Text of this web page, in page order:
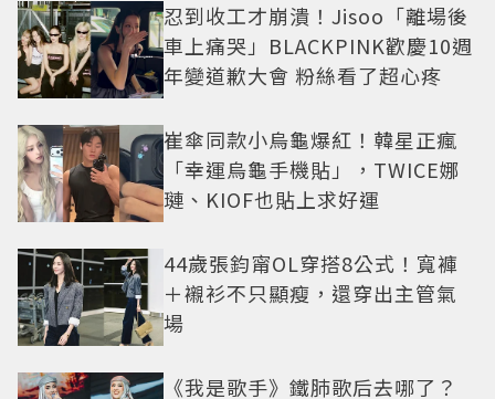
忍到收工才崩潰！Jisoo「離場後
車上痛哭」BLACKPINK歡慶10週
年變道歉大會 粉絲看了超心疼
崔傘同款小烏龜爆紅！韓星正瘋
「幸運烏龜手機貼」，TWICE娜
璉、KIOF也貼上求好運
44歲張鈞甯OL穿搭8公式！寬褲
＋襯衫不只顯瘦，還穿出主管氣
場
《我是歌手》鐵肺歌后去哪了？